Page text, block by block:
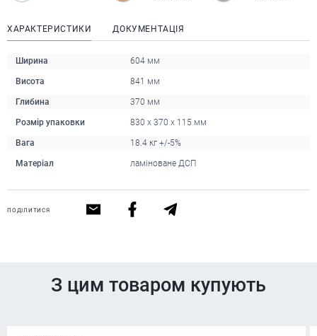
ХАРАКТЕРИСТИКИ ДОКУМЕНТАЦІЯ
Ширина 604 мм
Висота 841 мм
Глибина 370 мм
Розмір упаковки 830 x 370 x 115 мм
Вага 18.4 кг +/-5%
Матеріал ламіноване ДСП
ПОДІЛИТИСЯ
З цим товаром купують